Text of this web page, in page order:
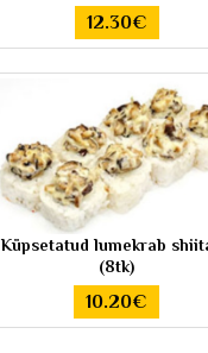
12.30€
Küpsetatud lumekrab
(8tk)
10.20€